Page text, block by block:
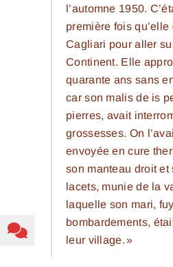
l’automne 1950.
première fois qu’elle
Cagliari pour aller
Continent. Elle
quarante ans sans
car son malis de is
pierres, avait
grossesses. On
envoyée en cure
son manteau droit et
lacets, munie de la
laquelle son mari,
bombardements,
leur village. »